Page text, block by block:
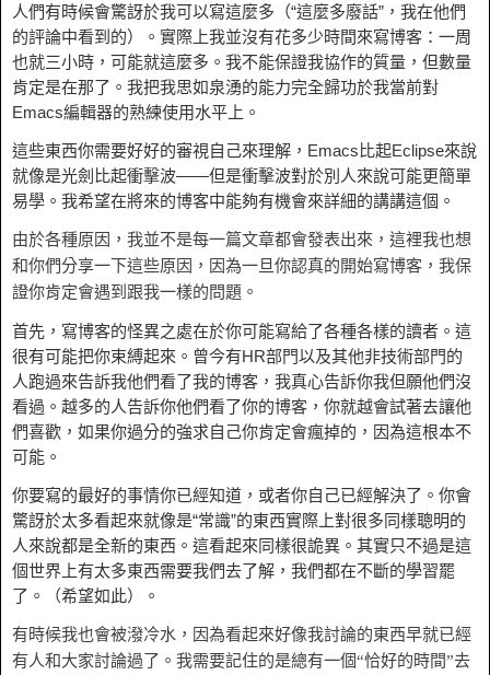
人們有時候會驚訝於我可以寫這麼多（“這麼多廢話”，我在他們
的評論中看到的）。實際上我並沒有花多少時間來寫博客：一周
也就三小時，可能就這麼多。我不能保證我協作的質量，但數量
肯定是在那了。我把我思如泉湧的能力完全歸功於我當前對
Emacs編輯器的熟練使用水平上。
這些東西你需要好好的審視自己來理解，Emacs比起Eclipse來說
就像是光劍比起衝擊波——但是衝擊波對於別人來說可能更簡單
易學。我希望在將來的博客中能夠有機會來詳細的講講這個。
由於各種原因，我並不是每一篇文章都會發表出來，這裡我也想
和你們分享一下這些原因，因為一旦你認真的開始寫博客，我保
證你肯定會遇到跟我一樣的問題。
首先，寫博客的怪異之處在於你可能寫給了各種各樣的讀者。這
很有可能把你束縛起來。曾今有HR部門以及其他非技術部門的
人跑過來告訴我他們看了我的博客，我真心告訴你我但願他們沒
看過。越多的人告訴你他們看了你的博客，你就越會試著去讓他
們喜歡，如果你過分的強求自己你肯定會瘋掉的，因為這根本不
可能。
你要寫的最好的事情你已經知道，或者你自己已經解決了。你會
驚訝於太多看起來就像是“常識”的東西實際上對很多同樣聰明的
人來說都是全新的東西。這看起來同樣很詭異。其實只不過是這
個世界上有太多東西需要我們去了解，我們都在不斷的學習罷
了。（希望如此）。
有時候我也會被潑冷水，因為看起來好像我討論的東西早就已經
有人和大家討論過了。我需要記住的是總有一個“恰好的時間”去